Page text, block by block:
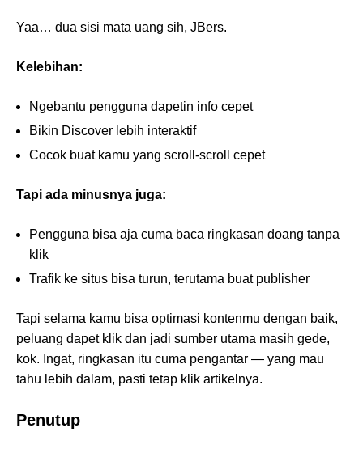
Yaa… dua sisi mata uang sih, JBers.
Kelebihan:
Ngebantu pengguna dapetin info cepet
Bikin Discover lebih interaktif
Cocok buat kamu yang scroll-scroll cepet
Tapi ada minusnya juga:
Pengguna bisa aja cuma baca ringkasan doang tanpa
klik
Trafik ke situs bisa turun, terutama buat publisher
Tapi selama kamu bisa optimasi kontenmu dengan baik,
peluang dapet klik dan jadi sumber utama masih gede,
kok. Ingat, ringkasan itu cuma pengantar — yang mau
tahu lebih dalam, pasti tetap klik artikelnya.
Penutup